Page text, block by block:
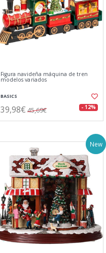
Figura navideña máquina de tren
modelos variados
BASICS
39,98€ 45,69€ - 12%
New